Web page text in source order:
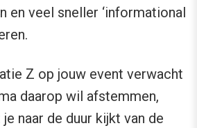
en veel sneller ‘informational
Z op jouw event verwacht
daarop wil afstemmen,
naar de duur kijkt van de